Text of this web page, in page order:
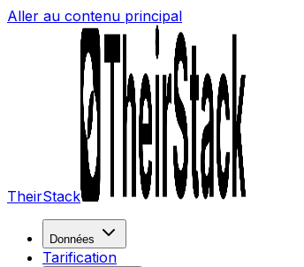
Aller au contenu principal
TheirStack
Données
Tarification